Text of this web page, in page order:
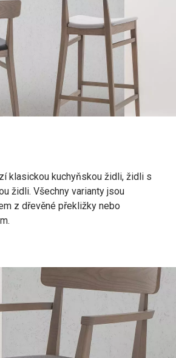
klasickou kuchyňskou židli, židli s
židli. Všechny varianty jsou
z dřevěné překližky nebo